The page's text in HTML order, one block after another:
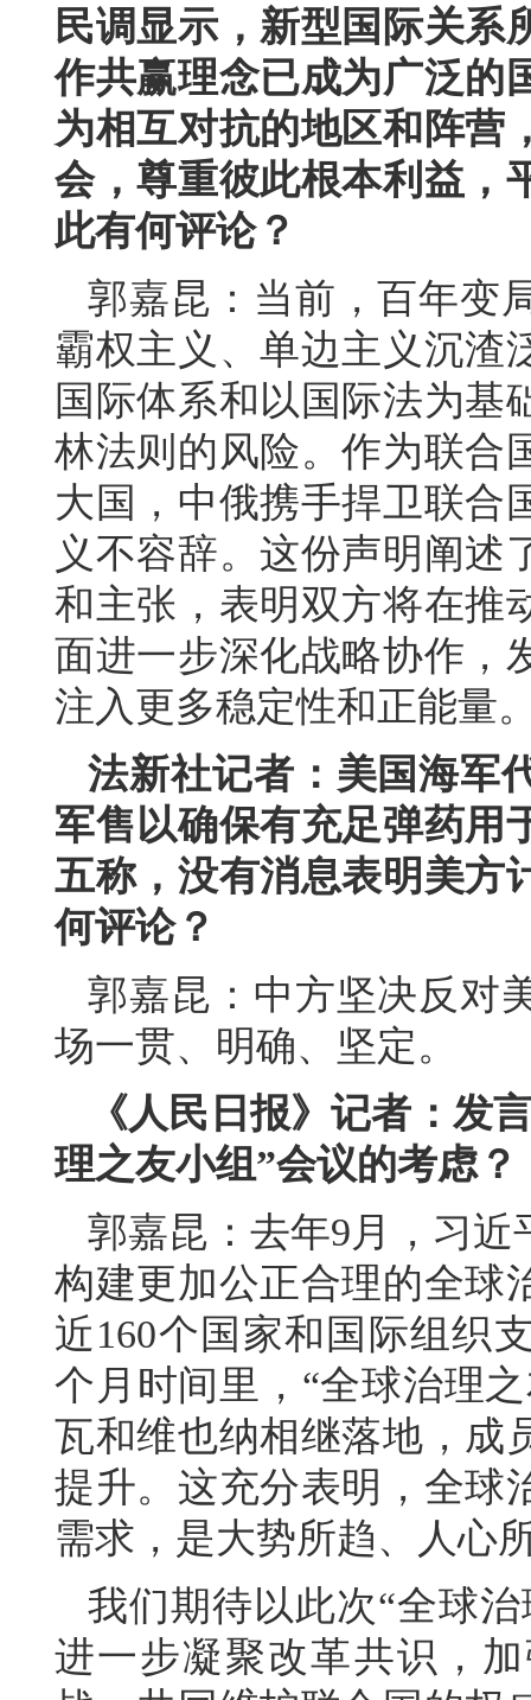
民调显示，新型国际关系
作共赢理念已成为广泛的
为相互对抗的地区和阵营
会，尊重彼此根本利益，
此有何评论？
郭嘉昆：当前，百年变
霸权主义、单边主义沉渣
国际体系和以国际法为基
林法则的风险。作为联合
大国，中俄携手捍卫联合
义不容辞。这份声明阐述
和主张，表明双方将在推
面进一步深化战略协作，
注入更多稳定性和正能量
法新社记者：美国海军
军售以确保有充足弹药用
五称，没有消息表明美方
何评论？
郭嘉昆：中方坚决反对
场一贯、明确、坚定。
《人民日报》记者：发
理之友小组”会议的考虑？
郭嘉昆：去年9月，习
构建更加公正合理的全球
近160个国家和国际组织
个月时间里，“全球治理
瓦和维也纳相继落地，成
提升。这充分表明，全球
需求，是大势所趋、人心
我们期待以此次“全球
进一步凝聚改革共识，